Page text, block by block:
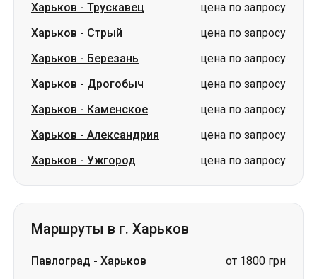
Харьков - Трускавец
цена по запросу
Харьков - Стрый
цена по запросу
Харьков - Березань
цена по запросу
Харьков - Дрогобыч
цена по запросу
Харьков - Каменское
цена по запросу
Харьков - Александрия
цена по запросу
Харьков - Ужгород цена по запросу
Маршруты в г. Харьков
Павлоград - Харьков
от 1800 грн